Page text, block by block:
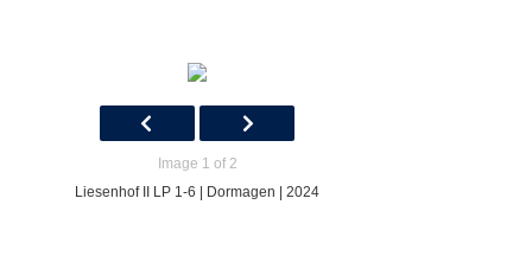
Image 1 of 2
Liesenhof II LP 1-6 | Dormagen | 2024